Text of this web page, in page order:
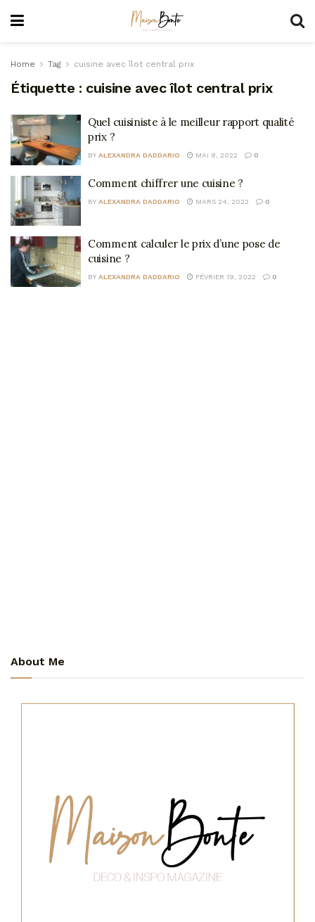
Home Tag cuisine avec îlot central prix
Étiquette : cuisine avec îlot central prix
Quel cuisiniste à le meilleur rapport qualité
prix ?
BY ALEXANDRA DADDARIO MAI 8, 2022 0
Comment chiffrer une cuisine ?
BY ALEXANDRA DADDARIO MARS 24, 2022 0
Comment calculer le prix d’une pose de
cuisine ?
BY ALEXANDRA DADDARIO FÉVRIER 19, 2022 0
About Me